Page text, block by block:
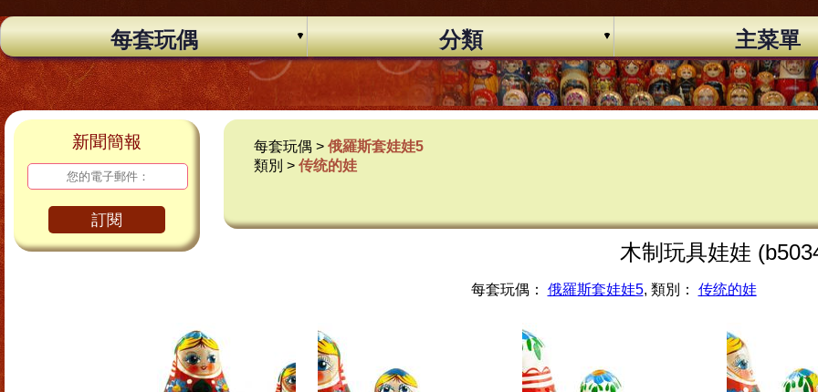
每套玩偶 分類 主菜單
新聞簡報
訂閱
每套玩偶 >俄羅斯套娃娃5
類別 >传统的娃
木制玩具娃娃
每套玩偶： 俄羅斯套娃娃5, 類別： 传统的娃